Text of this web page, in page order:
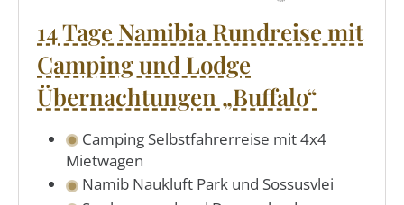
14 Tage Namibia Rundreise mit
Camping und Lodge
Übernachtungen „Buffalo“
Camping Selbstfahrerreise mit 4x4
Mietwagen
Namib Naukluft Park und Sossusvlei